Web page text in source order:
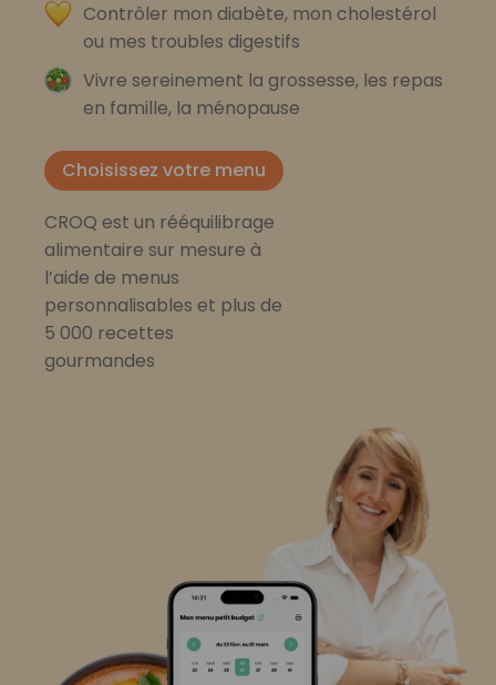
Contrôler mon diabète, mon cholestérol
ou mes troubles digestifs
Vivre sereinement la grossesse, les repas
en famille, la ménopause
Choisissez votre menu
CROQ est un rééquilibrage
alimentaire sur mesure à
l’aide de menus
personnalisables et plus de
5 000 recettes
gourmandes